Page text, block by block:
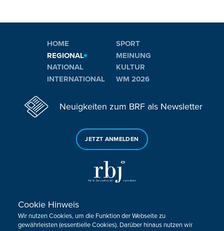
HOME
REGIONAL
NATIONAL
INTERNATIONAL
SPORT
MEINUNG
KULTUR
WM 2026
Neuigkeiten zum BRF als Newsletter
JETZT ANMELDEN
Sie haben noch Fragen oder Anmerkungen?
KONTAKTIEREN SIE UNS!
Cookie Hinweis
Wir nutzen Cookies, um die Funktion der Webseite zu
gewährleisten (essentielle Cookies). Darüber hinaus nutzen wir